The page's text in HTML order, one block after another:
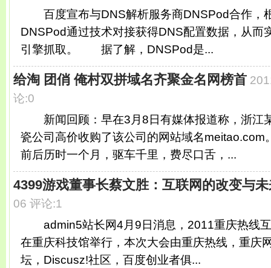
百度宣布与DNS解析服务商DNSPod合作，
DNSPod通过技术对接获得DNS配置数据，从而
引擎抓取。 据了解，DNSPod是...
给淘 团俏 俺村双拼域名齐聚金名网榜首
论:0
新闻回顾：早在3月8日有媒体报道称，浙江
瓷公司高价收购了该公司的网站域名meitao.com
前后历时一个月，驱车千里，费尽口舌，...
4399游戏董事长蔡文胜：互联网的改变与
06 评论:1
admin5站长网4月9日消息，2011重庆热线互
在重庆科技馆举行，本次大会由重庆热线，重庆
坛，Discusz!社区，百度创业者俱...